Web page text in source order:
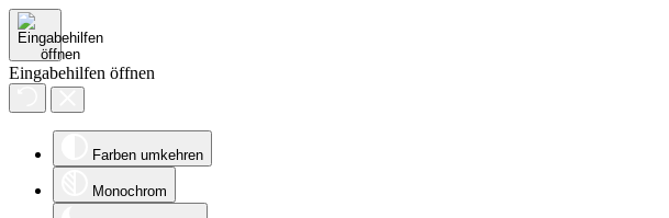
Eingabehilfen öffnen
Farben umkehren
Monochrom